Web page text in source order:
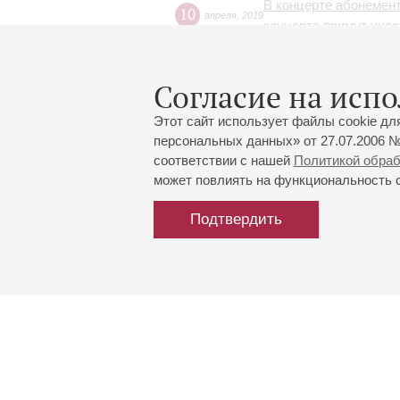
Согласие на
Этот сайт использует файлы cookie
персональных данных» от 27.07.2006
соответствии с нашей Политикой
может повлиять на функциональность
Подтвердить
10 апреля 2019
В концерте
концерте примут
05 июня, 2018
Фоторепортаж